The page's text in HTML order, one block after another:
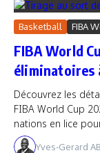
Basketball FIBA
FIBA World
éliminatoires
Découvrez les
FIBA World Cup
nations en lice
Yves-Gerard